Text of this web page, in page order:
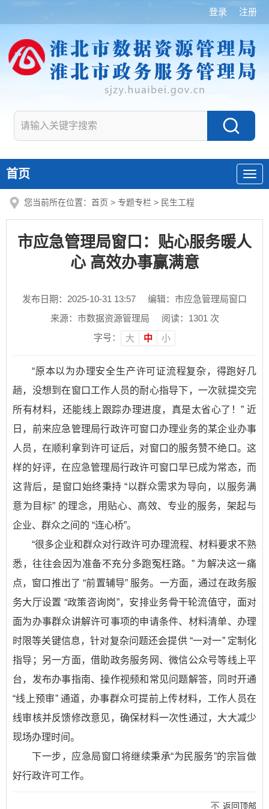
登录 注册
首页
您当前所在位置： 首页 > 专题专栏 > 民生工程
市应急管理局窗口：贴心服务暖人
心 高效办事赢满意
发布日期：2025-10-31 13:57
编辑：市应急管理局窗口
来源：市数据资源管理局
阅读： 1301 次
字号：
大 中 小
“原本以为办理安全生产许可证流程复杂，得跑好几
趟，没想到在窗口工作人员的耐心指导下，一次就提交完
所有材料，还能线上跟踪办理进度，真是太省心了！” 近
日，前来应急管理局行政许可窗口办理业务的某企业办事
人员，在顺利拿到许可证后，对窗口的服务赞不绝口。这
样的好评，在应急管理局行政许可窗口早已成为常态，而
这背后，是窗口始终秉持 “以群众需求为导向，以服务满
意为目标” 的理念，用贴心、高效、专业的服务，架起与
企业、群众之间的 “连心桥”。
“很多企业和群众对行政许可办理流程、材料要求不熟
悉，往往会因为准备不充分多跑冤枉路。” 为解决这一痛
点，窗口推出了 “前置辅导” 服务。一方面，通过在政务服
务大厅设置 “政策咨询岗”，安排业务骨干轮流值守，面对
面为办事群众讲解许可事项的申请条件、材料清单、办理
时限等关键信息，针对复杂问题还会提供 “一对一” 定制化
指导；另一方面，借助政务服务网、微信公众号等线上平
台，发布办事指南、操作视频和常见问题解答，同时开通
“线上预审” 通道，办事群众可提前上传材料，工作人员在
线审核并反馈修改意见，确保材料一次性通过，大大减少
现场办理时间。
下一步，应急局窗口将继续秉承“为民服务”的宗旨做
好行政许可工作。
返回顶部